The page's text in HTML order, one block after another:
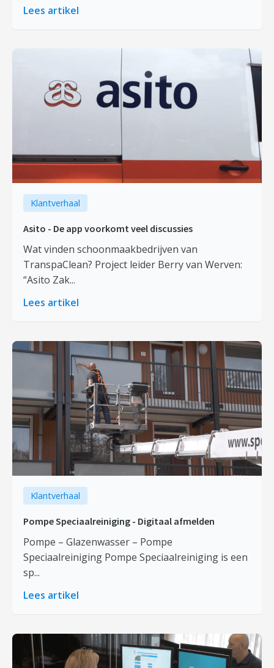
Lees artikel
Klantverhaal
Asito - De app voorkomt veel discussies
Wat vinden schoonmaakbedrijven van
TranspaClean? Project leider Berry van Werven:
“Asito Zak...
Lees artikel
Klantverhaal
Pompe Speciaalreiniging - Digitaal afmelden
Pompe – Glazenwasser – Pompe
Speciaalreiniging Pompe Speciaalreiniging is een
sp...
Lees artikel